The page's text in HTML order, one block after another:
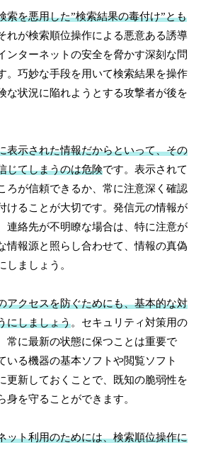
索を悪用した”検索結果の毒付け”とも
それが検索順位操作による悪意ある誘導
ンターネットの安全を脅かす深刻な問
。巧妙な手段を用いて検索結果を操作
な状況に陥れようとする攻撃者が後を
表示された情報だからといって、その
じてしまうのは危険です。表示されて
ろが信頼できるか、常に注意深く確認
けることが大切です。発信元の情報が
連絡先が不明瞭な場合は、特に注意が
情報源と照らし合わせて、情報の真偽
しましょう。
アクセスを防ぐためにも、基本的な対
にしましょう。セキュリティ対策用の
常に最新の状態に保つことは重要で
いる機器の基本ソフトや閲覧ソフト
更新しておくことで、既知の脆弱性を
身を守ることができます。
ット利用のためには、検索順位操作に